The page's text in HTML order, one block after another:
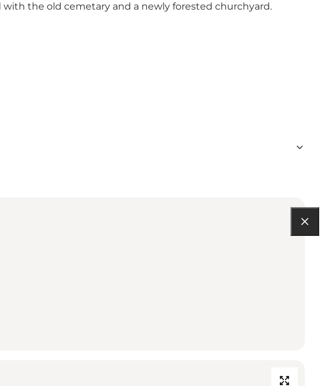
the old cemetary and a newly forested churchyard.